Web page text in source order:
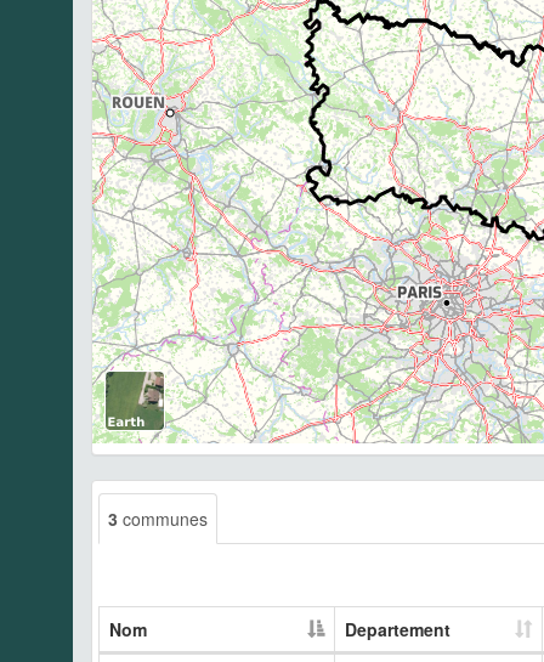
3 communes
Nom
Departement